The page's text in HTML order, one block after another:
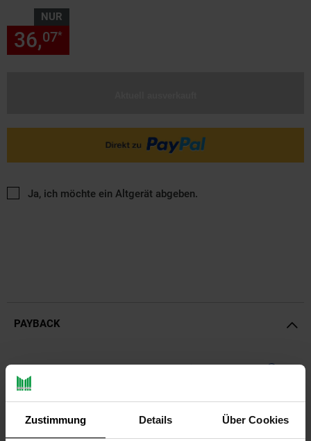
Zustimmung Details Über Cookies
NUR
36,07*
Ja, ich möchte ein Altgerät abgeben.
PAYBACK
Produktbeschreibung